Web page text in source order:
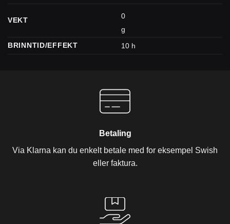
VEKT
0
g
BRINNTID/EFFEKT
10 h
Betaling
Via Klarna kan du enkelt betale med for eksempel Swish
eller faktura.